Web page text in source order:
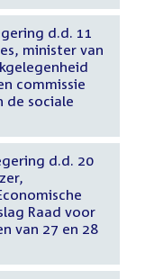
d.d. 11
minister van
commissie
de sociale
d.d. 20
Raad voor
van 27 en 28